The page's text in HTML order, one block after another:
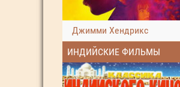
Джимми Хендрикс
ИНДИЙСКИЕ ФИЛЬМЫ